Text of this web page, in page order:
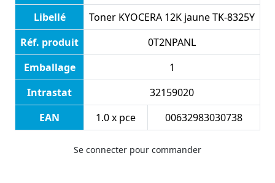
Libellé
Toner KYOCERA 12K jaune TK-8325Y
Réf. produit
0T2NPANL
Emballage
1
Intrastat
32159020
EAN
1.0 x pce 00632983030738
Se connecter pour commander